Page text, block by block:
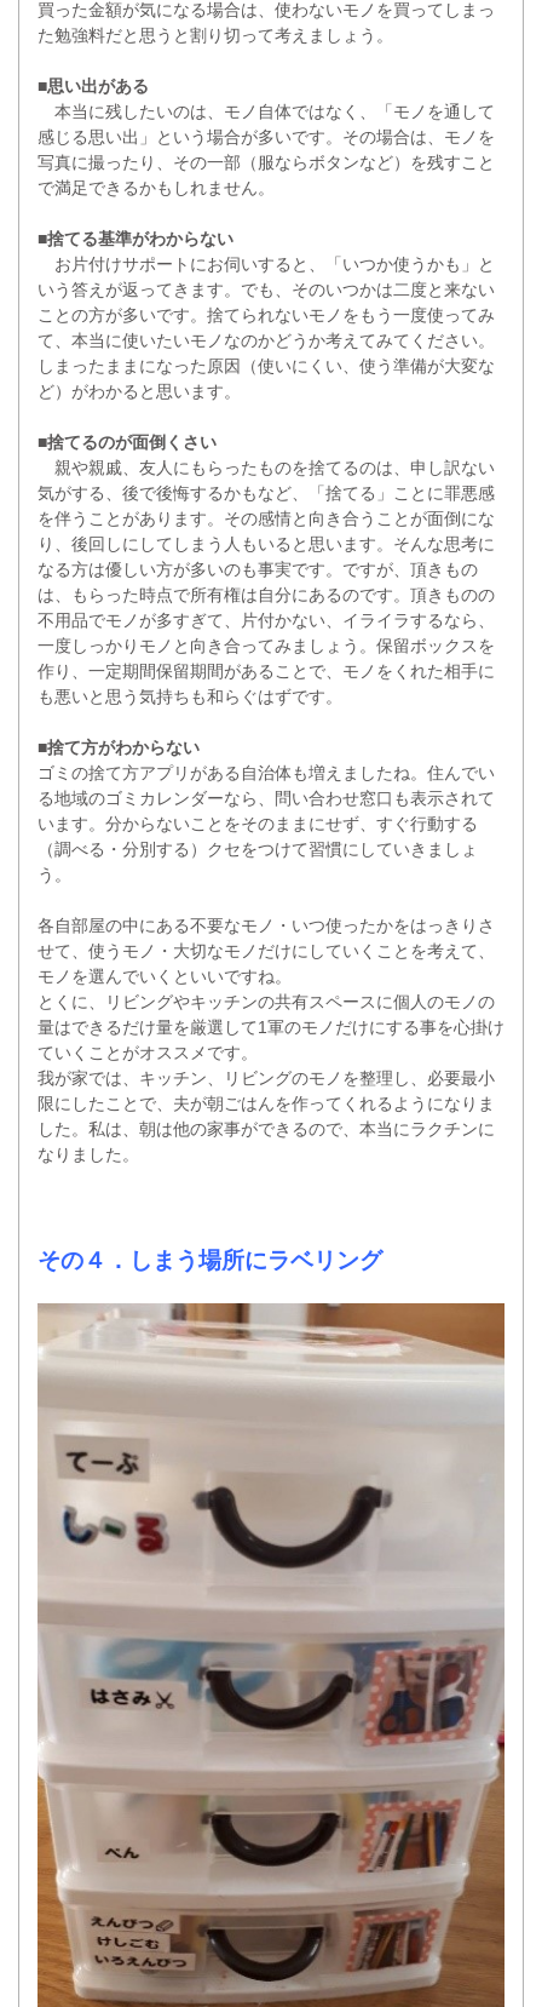
買った金額が気になる場合は、使わないモノを買ってしまっ
た勉強料だと思うと割り切って考えましょう。
■思い出がある
本当に残したいのは、モノ自体ではなく、「モノを通して
感じる思い出」という場合が多いです。その場合は、モノを
写真に撮ったり、その一部（服ならボタンなど）を残すこと
で満足できるかもしれません。
■捨てる基準がわからない
お片付けサポートにお伺いすると、「いつか使うかも」と
いう答えが返ってきます。でも、そのいつかは二度と来ない
ことの方が多いです。捨てられないモノをもう一度使ってみ
て、本当に使いたいモノなのかどうか考えてみてください。
しまったままになった原因（使いにくい、使う準備が大変な
ど）がわかると思います。
■捨てるのが面倒くさい
親や親戚、友人にもらったものを捨てるのは、申し訳ない
気がする、後で後悔するかもなど、「捨てる」ことに罪悪感
を伴うことがあります。その感情と向き合うことが面倒にな
り、後回しにしてしまう人もいると思います。そんな思考に
なる方は優しい方が多いのも事実です。ですが、頂きもの
は、もらった時点で所有権は自分にあるのです。頂きものの
不用品でモノが多すぎて、片付かない、イライラするなら、
一度しっかりモノと向き合ってみましょう。保留ボックスを
作り、一定期間保留期間があることで、モノをくれた相手に
も悪いと思う気持ちも和らぐはずです。
■捨て方がわからない
ゴミの捨て方アプリがある自治体も増えましたね。住んでい
る地域のゴミカレンダーなら、問い合わせ窓口も表示されて
います。分からないことをそのままにせず、すぐ行動する
（調べる・分別する）クセをつけて習慣にしていきましょ
う。
各自部屋の中にある不要なモノ・いつ使ったかをはっきりさ
せて、使うモノ・大切なモノだけにしていくことを考えて、
モノを選んでいくといいですね。
とくに、リビングやキッチンの共有スペースに個人のモノの
量はできるだけ量を厳選して1軍のモノだけにする事を心掛け
ていくことがオススメです。
我が家では、キッチン、リビングのモノを整理し、必要最小
限にしたことで、夫が朝ごはんを作ってくれるようになりま
した。私は、朝は他の家事ができるので、本当にラクチンに
なりました。
その４．しまう場所にラベリング